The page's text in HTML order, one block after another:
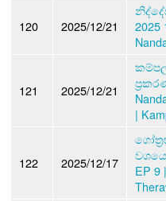
120 2025/12/21
2025
121 2025/12/21
|
122 2025/12/17
EP 9